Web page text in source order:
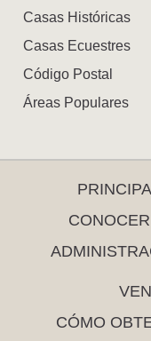
Casas Históricas
Casas Ecuestres
Código Postal
Áreas Populares
CÓMO